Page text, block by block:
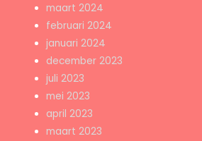
maart 2024
februari 2024
januari 2024
december 2023
juli 2023
mei 2023
april 2023
maart 2023